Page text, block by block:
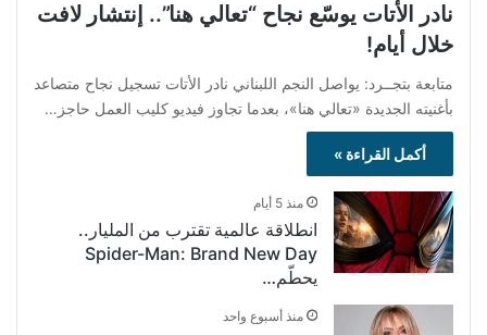
نادر الأتات يوسّع نجاح “تعالي هنا”.. إنتشار لافت
خلال أيام!
متابعة بتجــرد: يواصل النجم اللبناني نادر الأتات تسجيل نجاح متصاعد
بأغنيته الجديدة «تعالي هنا»، بعدما تجاوز فيديو كليب العمل حاجز…
أكمل القراءة »
منذ 5 أيام
انطلاقة عالمية تقترب من المليار..
Spider-Man: Brand New Day
يحطّم…
منذ أسبوع واحد